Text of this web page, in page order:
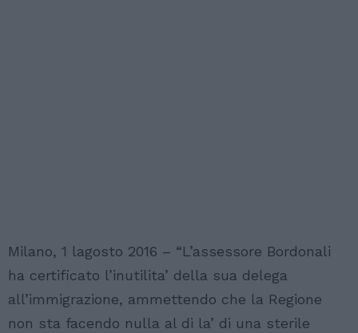
Milano, 1 lagosto 2016 – “L’assessore Bordonali
ha certificato l’inutilita’ della sua delega
all’immigrazione, ammettendo che la Regione
non sta facendo nulla al di la’ di una sterile